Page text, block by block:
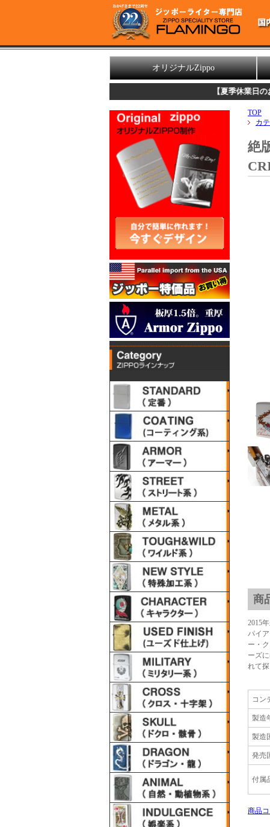
オリジナルZippo
【夏季休業日のお知らせ】誠
TOP
カ
絶
商
2015
パイ
ー・
ーズ
れて探
コン
製造
製造
発売
付属
商品